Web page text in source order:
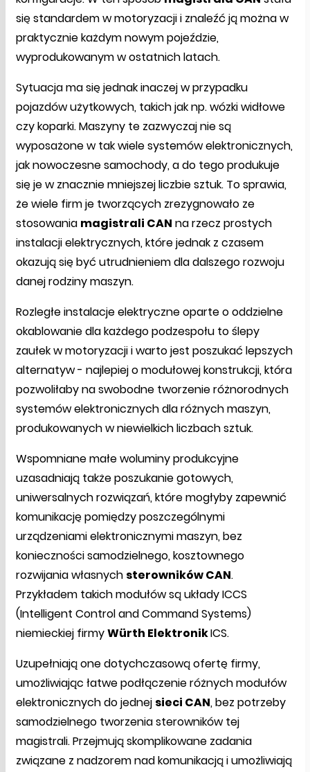
się standardem w motoryzacji i znaleźć ją można w
praktycznie każdym nowym pojeździe,
wyprodukowanym w ostatnich latach.
Sytuacja ma się jednak inaczej w przypadku
pojazdów użytkowych, takich jak np. wózki widłowe
czy koparki. Maszyny te zazwyczaj nie są
wyposażone w tak wiele systemów elektronicznych,
jak nowoczesne samochody, a do tego produkuje
się je w znacznie mniejszej liczbie sztuk. To sprawia,
że wiele firm je tworzących zrezygnowało ze
stosowania magistrali CAN na rzecz prostych
instalacji elektrycznych, które jednak z czasem
okazują się być utrudnieniem dla dalszego rozwoju
danej rodziny maszyn.
Rozległe instalacje elektryczne oparte o oddzielne
okablowanie dla każdego podzespołu to ślepy
zaułek w motoryzacji i warto jest poszukać lepszych
alternatyw - najlepiej o modułowej konstrukcji, która
pozwoliłaby na swobodne tworzenie różnorodnych
systemów elektronicznych dla różnych maszyn,
produkowanych w niewielkich liczbach sztuk.
Wspomniane małe woluminy produkcyjne
uzasadniają także poszukanie gotowych,
uniwersalnych rozwiązań, które mogłyby zapewnić
komunikację pomiędzy poszczególnymi
urządzeniami elektronicznymi maszyn, bez
konieczności samodzielnego, kosztownego
rozwijania własnych sterowników CAN.
Przykładem takich modułów są układy ICCS
(Intelligent Control and Command Systems)
niemieckiej firmyWürth ElektronikICS.
Uzupełniają one dotychczasową ofertę firmy,
umożliwiając łatwe podłączenie różnych modułów
elektronicznych do jednej sieci CAN, bez potrzeby
samodzielnego tworzenia sterowników tej
magistrali. Przejmują skomplikowane zadania
związane z nadzorem nad komunikacją i umożliwiają